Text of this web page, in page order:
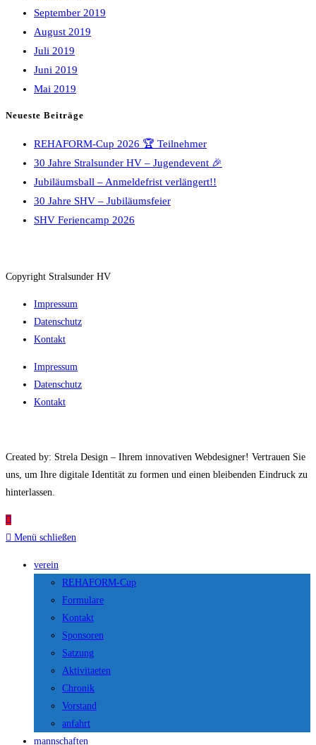
September 2019
August 2019
Juli 2019
Juni 2019
Mai 2019
Neueste Beiträge
REHAFORM-Cup 2026 🏆 Teilnehmer
30 Jahre Stralsunder HV – Jugendevent 🎉
Jubiläumsball – Anmeldefrist verlängert!!
30 Jahre SHV – Jubiläumsfeier
SHV Feriencamp 2026
Copyright Stralsunder HV
Impressum
Datenschutz
Kontakt
Impressum
Datenschutz
Kontakt
Created by: Strela Design – Ihrem innovativen Webdesigner! Vertrauen Sie
uns, um Ihre digitale Identität zu formen und einen bleibenden Eindruck zu
hinterlassen.
Menü schließen
verein
REHAFORM-Cup
Formulare
Kontakt
Sponsoren
Satzung
Aktivitaeten
Chronik
Vorstand
anfahrt
mannschaften